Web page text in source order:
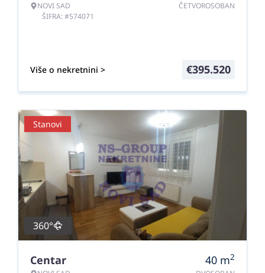
NOVI SAD
ŠIFRA: #574071
ČETVOROSOBAN
Više o nekretnini > €395.520
Stanovi
360°
Centar 40 m2